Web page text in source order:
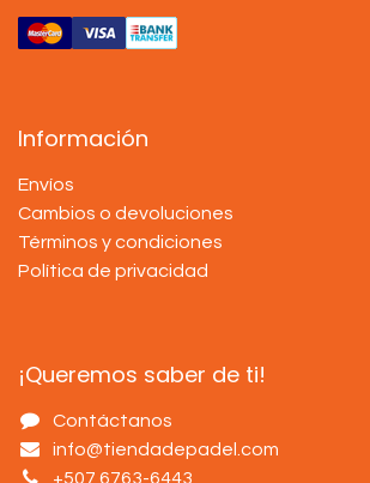
Información
Envíos
Cambios o devoluciones
Términos y condiciones
Política de privacidad
¡Queremos saber de ti!
Contáctanos
info@tiendadepadel.com
+507 6763-6443